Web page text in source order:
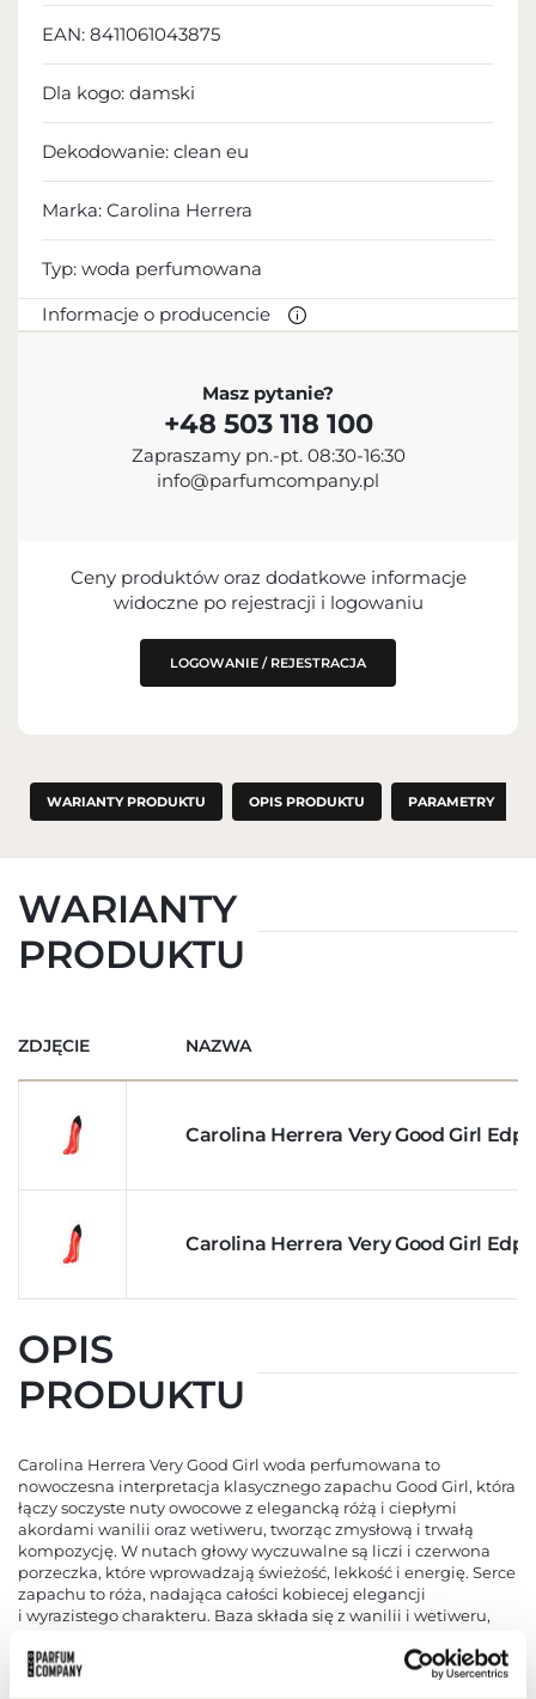
EAN: 8411061043875
Dla kogo: damski
Dekodowanie: clean eu
Marka: Carolina Herrera
Typ: woda perfumowana
Informacje o producencie
Carolina Herrera Ltd.
12 127 647 900
customerservice@carolinaherrera.com
WPROWADZENIE DO UE
Masz pytanie?
+48 503 118 100
Zapraszamy pn.-pt. 08:30-16:30
info@parfumcompany.pl
Ceny produktów oraz dodatkowe informacje
widoczne po rejestracji i logowaniu
LOGOWANIE / REJESTRACJA
WARIANTY PRODUKTU OPIS PRODUKTU PARAMETRY
WARIANTY
PRODUKTU
ZDJĘCIE NAZWA
Carolina Herrera Very Good Girl Edp
Carolina Herrera Very Good Girl Edp
OPIS
PRODUKTU
Carolina Herrera Very Good Girl woda perfumowana to
nowoczesna interpretacja klasycznego zapachu Good Girl, która
łączy soczyste nuty owocowe z elegancką różą i ciepłymi
akordami wanilii oraz wetiweru, tworząc zmysłową i trwałą
kompozycję. W nutach głowy wyczuwalne są liczi i czerwona
porzeczka, które wprowadzają świeżość, lekkość i energię. Serce
zapachu to róża, nadająca całości kobiecej elegancji
i wyrazistego charakteru. Baza składa się z wanilii i wetiweru,
utrzymana jest w intensywnym czerwonym kolorze,
przypominającym szpilkę, co podkreśla odważny i nowoczesny